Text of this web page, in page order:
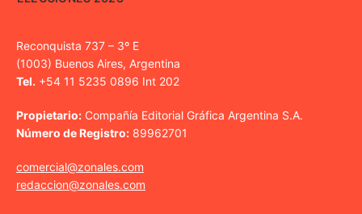
Reconquista 737 – 3º E
(1003) Buenos Aires, Argentina
Tel. +54 11 5235 0896 Int 202
Propietario: Compañía Editorial Gráfica Argentina S.A.
Número de Registro: 89962701
comercial@zonales.com
redaccion@zonales.com